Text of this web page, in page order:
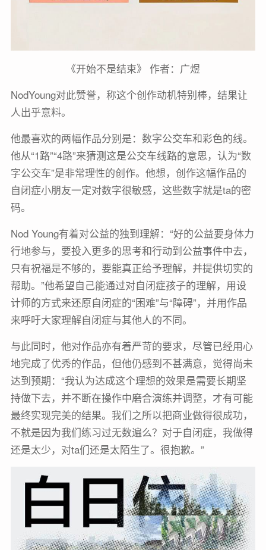
《开始不是结束》 作者：广煜
NodYoung对此赞誉，称这个创作动机特别棒，结果让
人出乎意料。
他最喜欢的两幅作品分别是：数字公交车和彩色的线。
他从“1路”“4路”来猜测这是公交车线路的意思，认为“数
字公交车”是非常理性的创作。他想，创作这幅作品的
自闭症小朋友一定对数字很敏感，这些数字就是ta的密
码。
Nod Young有着对公益的独到理解：“好的公益要身体力
行地参与，要投入更多的思考和行动到公益事件中去，
只有祝福是不够的，要能真正给予理解，并提供切实的
帮助。”他希望自己能通过对自闭症孩子的理解，用设
计师的方式来还原自闭症的“困难”与“障碍”，并用作品
来呼吁大家理解自闭症与其他人的不同。
与此同时，他对作品亦有着严苛的要求，尽管已经用心
地完成了优秀的作品，但他仍感到不甚满意，觉得尚未
达到预期：“我认为达成这个理想的效果是需要长期坚
持做下去，并不断在操作中磨合演练并调整，才有可能
最终实现完美的结果。我们之所以把商业做得很成功，
不就是因为我们练习过无数遍么？对于自闭症，我做得
还是太少，对ta们还是太陌生了。很抱歉。”